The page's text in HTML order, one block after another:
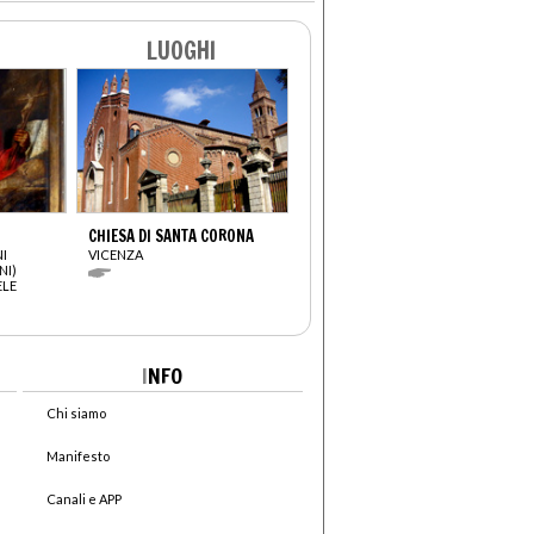
LUOGHI
CHIESA DI SANTA CORONA
VICENZA
INFO
Chi siamo
Manifesto
Canali e APP